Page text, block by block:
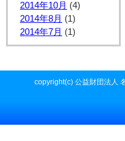
2014年10月 (4)
2014年8月 (1)
2014年7月 (1)
copyright(c) 公益財団法人